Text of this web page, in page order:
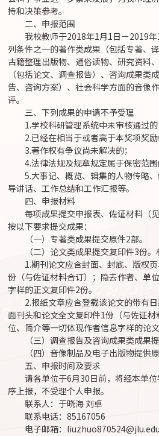
持和决策参考。
二、申报范围
我校教师于2018年1月1日－2019
列条件之一的著作类成果（包括专著、
古籍整理出版物、通俗读物、研究资料
（包括论文、调查报告）、咨询成果类
告、咨询方案）、社会科学方面的音像
评。
三、下列成果的申请不予受理
1.学校科研管理系统中未审核通过的
2.已经在相当于或者高于本奖项奖励
3.著作权有争议尚未解决的；
4.法律法规及规章规定属于保密范围
5.大事记、概览、辑集的人物传略
导讲话、工作总结和工作汇报等。
四、申报材料
每项成果提交申报表、佐证材料（
按以下要求提交成果：
（一）专著类成果提交原件2部。
（二）论文类成果提交复印件3份。
1.期刊论文应含封面、封底、版权
份（与佐证材料合订）；隐去作者、单
字样的正文复印件2份。
2.报纸文章应含登载该论文的带有
面刊头和论文全文复印件1份（与佐证
位、简介等一切体现作者信息字样的论
（三）调查报告及咨询成果类成果
（四）音像制品及电子出版物提供原
五、申报时间及要求
请各单位于6月30日前，将经本单
序上报，不受理个人申报。
联系人：于晓海 刘卓
联系电话：85167056
电子邮箱：